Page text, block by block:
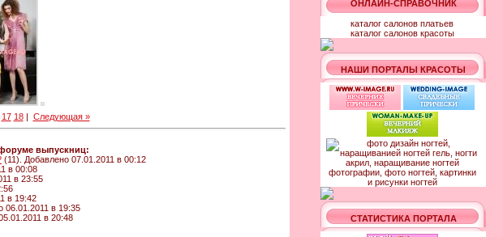
17 18| Следующая »
выпускниц:
(11). Добавлено 07.01.2011 в 00:12
в 00:08
в 23:55
в 19:42
06.01.2011 в 19:35
в 20:48
ОНЛАЙН-СПРАВОЧНИК
каталог салонов платьев
каталог салонов красоты
НАШИ ПОРТАЛЫ КРАСОТЫ
СТАТИСТИКА ПОРТАЛА